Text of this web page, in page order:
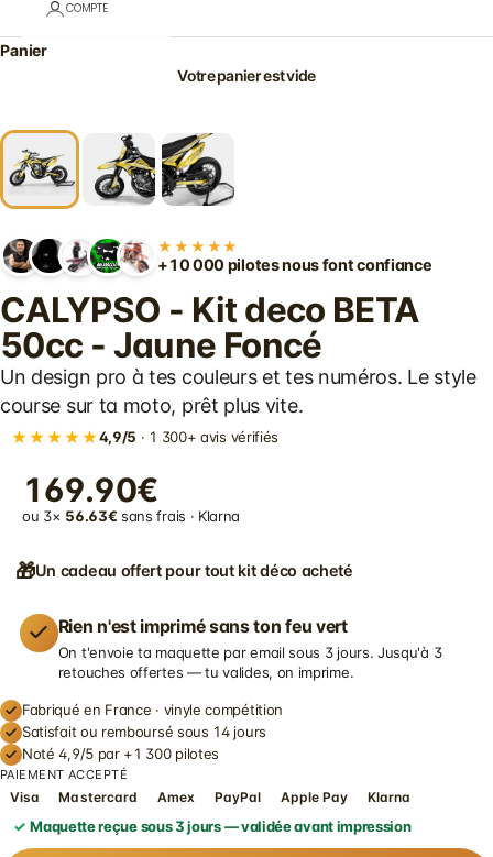
COMPTE
Panier
Votre panier est vide
★★★★★
+10 000 pilotes nous font confiance
CALYPSO - Kit deco BETA
50cc - Jaune Foncé
Un design pro à tes couleurs et tes numéros. Le style
course sur ta moto, prêt plus vite.
★★★★★4,9/5 · 1 300+ avis vérifiés
169.90€
ou 3× 56.63€ sans frais · Klarna
🎁Un cadeau offert pour tout kit déco acheté
Rien n'est imprimé sans ton feu vert
On t'envoie ta maquette par email sous 3 jours. Jusqu'à 3
retouches offertes — tu valides, on imprime.
Fabriqué en France · vinyle compétition
Satisfait ou remboursé sous 14 jours
Noté 4,9/5 par +1 300 pilotes
PAIEMENT ACCEPTÉ
Visa Mastercard Amex PayPal Apple Pay Klarna
Maquette reçue sous 3 jours — validée avant impression